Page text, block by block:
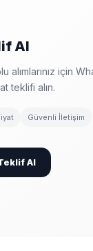
Al
alımlarınız için
teklifi alın.
Güvenli İletişim
Al